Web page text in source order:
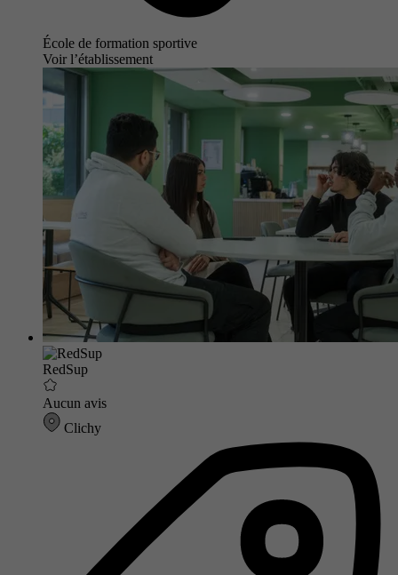
École de formation sportive
Voir l’établissement
RedSup
Aucun avis
Clichy